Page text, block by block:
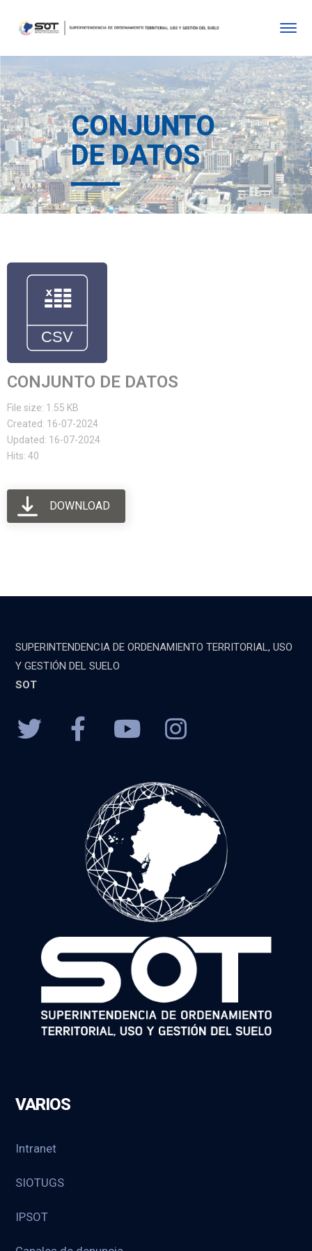
CONJUNTO
DE DATOS
CONJUNTO DE DATOS
File size: 1.55 KB
Created: 16-07-2024
Updated: 16-07-2024
Hits: 40
DOWNLOAD
SUPERINTENDENCIA DE ORDENAMIENTO TERRITORIAL, USO
Y GESTIÓN DEL SUELO
SOT
VARIOS
Intranet
SIOTUGS
IPSOT